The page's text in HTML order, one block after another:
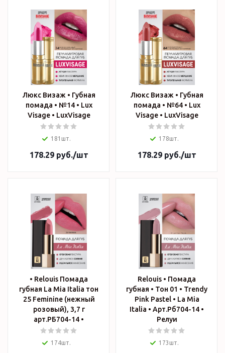
Люкс Визаж • Губная
помада • №14 • Lux
Visage • LuxVisage
181шт.
178.29руб./шт
Люкс Визаж • Губная
помада • №64 • Lux
Visage • LuxVisage
178шт.
178.29руб./шт
• Relouis Помада
губная La Mia Italia тон
25 Feminine (нежный
розовый), 3,7 г
арт.РБ704-14 •
174шт.
Relouis • Помада
губная • Тон 01 • Trendy
Pink Pastel • La Mia
Italia • Арт.Рб704-14 •
Релуи
173шт.